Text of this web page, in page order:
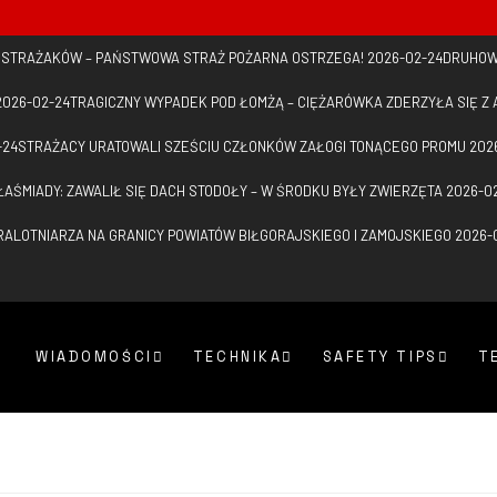
– PAŃSTWOWA STRAŻ POŻARNA OSTRZEGA! 2026-02-24
02-24TRAGICZNY WYPADEK POD ŁOMŻĄ – CIĘŻARÓWKA ZDERZYŁA SIĘ Z
STRAŻACY URATOWALI SZEŚCIU CZŁONKÓW ZAŁOGI TONĄCEGO PROMU
ZAWALIŁ SIĘ DACH STODOŁY – W ŚRODKU BYŁY ZWIERZĘTA 2026-
NA GRANICY POWIATÓW BIŁGORAJSKIEGO I ZAMOJSKIEGO 2026-
WIADOMOŚCI TECHNIKA SAFETY TIPS